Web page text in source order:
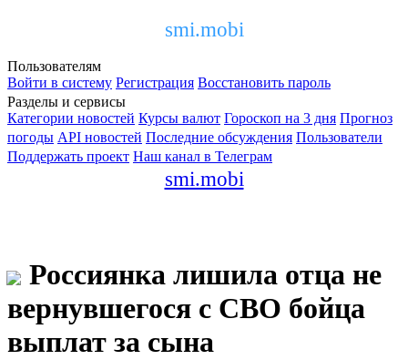
smi.mobi
Пользователям
Войти в систему Регистрация Восстановить пароль
Разделы и сервисы
Категории новостей Курсы валют Гороскоп на 3 дня Прогноз
погоды API новостей Последние обсуждения Пользователи
Поддержать проект Наш канал в Телеграм
smi.mobi
Россиянка лишила отца не
вернувшегося с СВО бойца
выплат за сына